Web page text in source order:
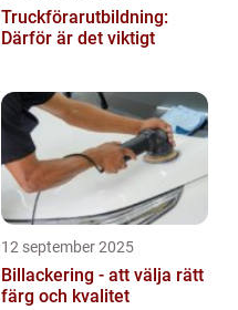
Truckförarutbildning:
Därför är det viktigt
12 september 2025
Billackering - att välja rätt
färg och kvalitet